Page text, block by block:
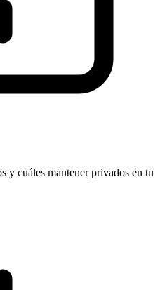
y cuáles mantener privados en tu